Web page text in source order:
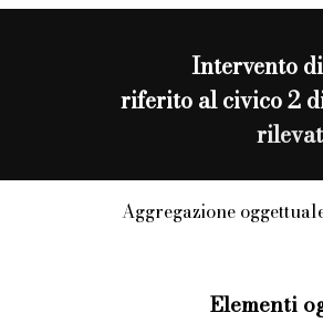
Intervento
riferito al civico 2
Aggregazione
Elementi